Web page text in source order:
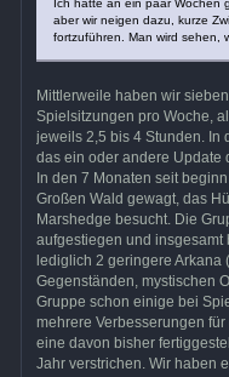
aber wir neigen dazu, kurze
fortzuführen. Man wird sehen,
Mittlerweile haben wir
Spielsitzungen pro Woche,
jeweils 2,5 bis 4 Stunden. In
das ein oder andere Update
In den 7 Monaten seit
Großen Wald gewagt, das
Marshedge besucht. Die
aufgestiegen und insgesamt
lediglich 2 geringere Arkana
Gegenständen, mystischen
Gruppe schon einige bei
mehrere Verbesserungen
eine davon bisher
Jahr verstrichen. Wir haben